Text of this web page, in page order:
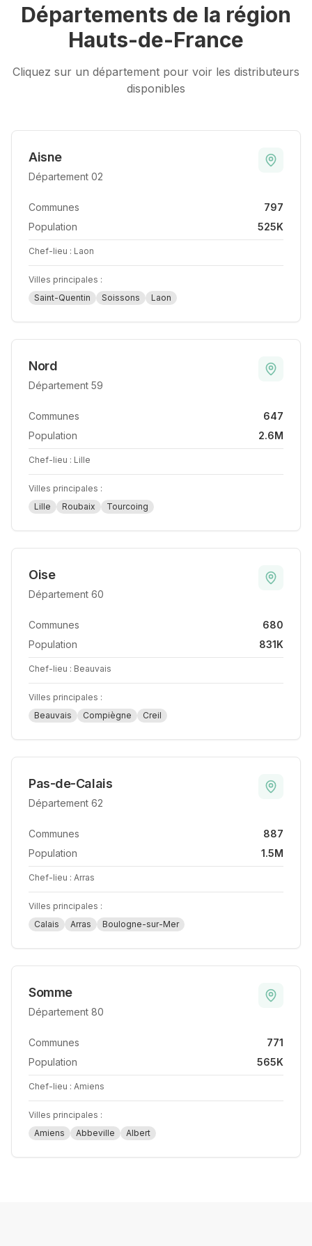
Départements de la région
Hauts-de-France
Cliquez sur un département pour voir les distributeurs
disponibles
Aisne
Département 02
Communes
797
Population
525K
Chef-lieu : Laon
Villes principales :
Saint-Quentin
Soissons Laon
Nord
Département 59
Communes
647
Population
2.6M
Chef-lieu : Lille
Villes principales :
Lille
Roubaix Tourcoing
Oise
Département 60
Communes
680
Population
831K
Chef-lieu : Beauvais
Villes principales :
Beauvais
Compiègne Creil
Pas-de-Calais
Département 62
Communes
887
Population
1.5M
Chef-lieu : Arras
Villes principales :
Calais
Arras Boulogne-sur-Mer
Somme
Département 80
Communes
771
Population
565K
Chef-lieu : Amiens
Villes principales :
Amiens
Abbeville Albert